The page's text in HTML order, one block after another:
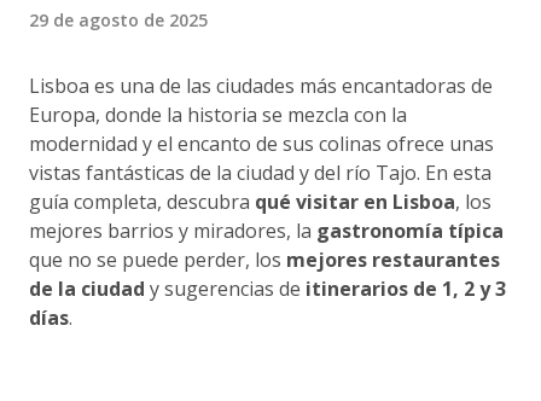
29 de agosto de 2025
Lisboa es una de las ciudades más encantadoras de
Europa, donde la historia se mezcla con la
modernidad y el encanto de sus colinas ofrece unas
vistas fantásticas de la ciudad y del río Tajo. En esta
guía completa, descubra qué visitar en Lisboa, los
mejores barrios y miradores, la gastronomía típica
que no se puede perder, los mejores restaurantes
de la ciudad y sugerencias de itinerarios de 1, 2 y 3
días.